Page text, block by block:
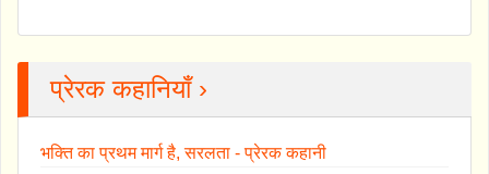
प्रेरक कहानियाँ ›
भक्ति का प्रथम मार्ग है, सरलता - प्रेरक कहानी